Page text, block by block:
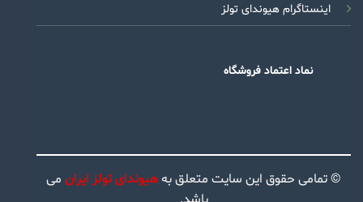
اینستاگرام هیوندای تولز
نماد اعتماد فروشگاه
© تمامی حقوق این سایت متعلق به هیوندای تولز ایران می